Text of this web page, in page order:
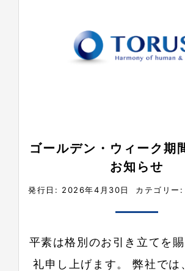
ゴールデン・ウィーク期
お知らせ
発行日: 2026年4月30日 カテゴリー:
平素は格別のお引き立てを
礼申し上げます。 弊社では